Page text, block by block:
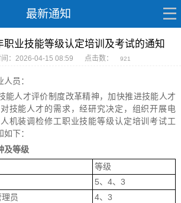
最新通知
职业技能等级认定培训及考试的通知
间：2026-04-15 08:59 点击数： 921
员：
能人才评价制度改革精神，加快推进技能人才
技能人才的需求，经研究决定，组织开展电
机装调检修工职业技能等级认定培训考试工
下：
及等级
等级
5、4、3
员
4、3